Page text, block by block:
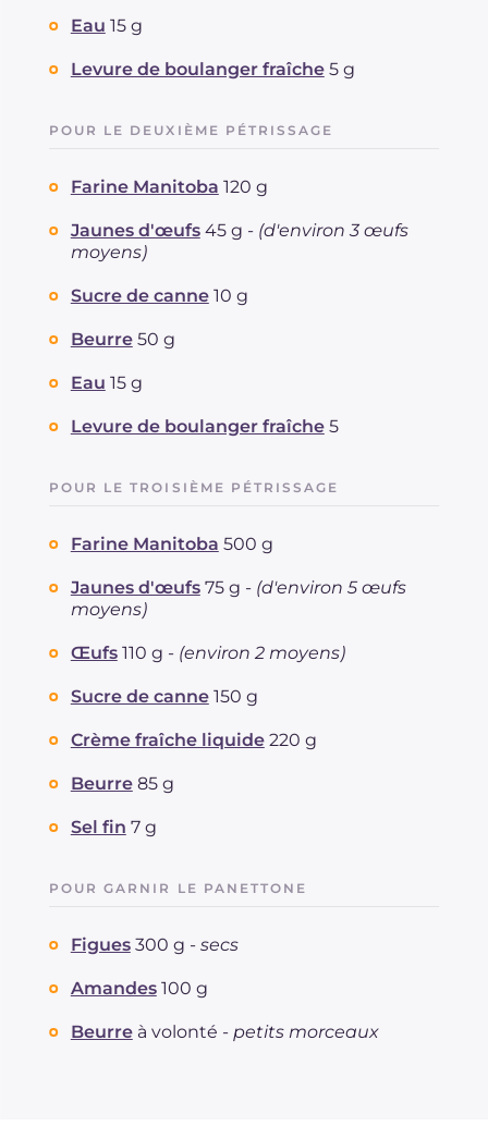
Eau 15 g
Levure de boulanger fraîche 5 g
POUR LE DEUXIÈME PÉTRISSAGE
Farine Manitoba 120 g
Jaunes d'œufs 45 g - (d'environ 3 œufs
moyens)
Sucre de canne 10 g
Beurre 50 g
Eau 15 g
Levure de boulanger fraîche 5
POUR LE TROISIÈME PÉTRISSAGE
Farine Manitoba 500 g
Jaunes d'œufs 75 g - (d'environ 5 œufs
moyens)
Œufs 110 g - (environ 2 moyens)
Sucre de canne 150 g
Crème fraîche liquide 220 g
Beurre 85 g
Sel fin 7 g
POUR GARNIR LE PANETTONE
Figues 300 g - secs
Amandes 100 g
Beurre à volonté - petits morceaux